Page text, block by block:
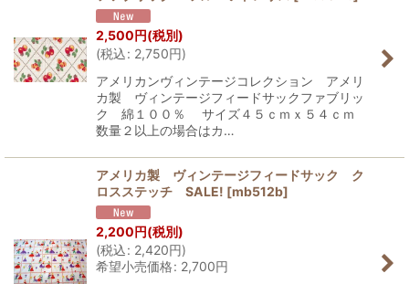
2,500円(税別)
(税込: 2,750円)
アメリカンヴィンテージコレクション アメリ
カ製 ヴィンテージフィードサックファブリッ
ク 綿１００％ サイズ４５ｃｍｘ５４ｃｍ
数量２以上の場合はカ…
アメリカ製 ヴィンテージフィードサック ク
ロスステッチ SALE! [mb512b]
2,200円(税別)
(税込: 2,420円)
希望小売価格: 2,700円